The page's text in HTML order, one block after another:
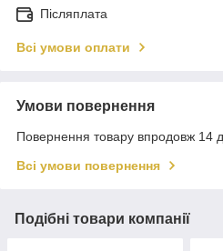
Післяплата
Всі умови оплати
Умови повернення
Повернення товару впродовж 14
Всі умови повернення
Подібні товари компанії